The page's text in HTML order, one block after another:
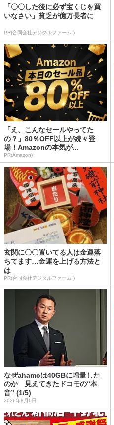
「〇〇した後に必ず宝くじを買
いなさい」貧乏が億万長者に
PR(合同会社デジタルファーム )
「え、こんなセールやってた
の？」80％OFF以上が続々登
場！Amazonの本気が...
PR(Amazon)
玄関に〇〇置いてる人は金運落
ちてます…金運を上げる方法と
は
PR(合同会社デジタルファーム )
なぜahamoは40GBに増量した
のか 見えてきたドコモの“本
音” (1/5)
2026年8月6日